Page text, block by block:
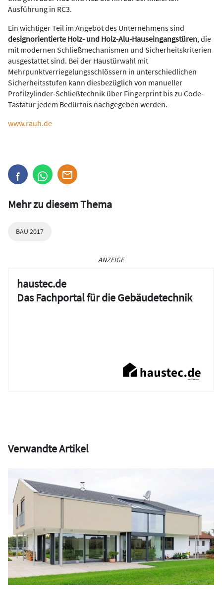
Ausführung in RC3.
Ein wichtiger Teil im Angebot des Unternehmens sind
designorientierte Holz- und Holz-Alu-Hauseingangstüren, die
mit modernen Schließmechanismen und Sicherheitskriterien
ausgestattet sind. Bei der Haustürwahl mit
Mehrpunktverriegelungsschlössern in unterschiedlichen
Sicherheitsstufen kann diesbezüglich von manueller
Profilzylinder-Schließtechnik über Fingerprint bis zu Code-
Tastatur jedem Bedürfnis nachgegeben werden.
www.rauh.de
Mehr zu diesem Thema
BAU 2017
ANZEIGE
haustec.de
Das Fachportal für die Gebäudetechnik
Verwandte Artikel